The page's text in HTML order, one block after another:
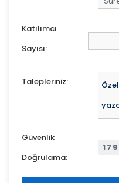
Katılımcı
Sayısı:
Talepleriniz:
Güvenlik
Doğrulama: